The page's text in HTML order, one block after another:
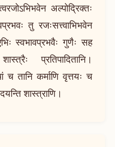
अल्पोद्रिक्तः
तु रजःसत्त्वाभिभवेन
स्वभावप्रभवैः गुणैः सह
प्रतिपादितानि।
च तानि कर्माणि वृत्तयः च
शास्त्राणि।